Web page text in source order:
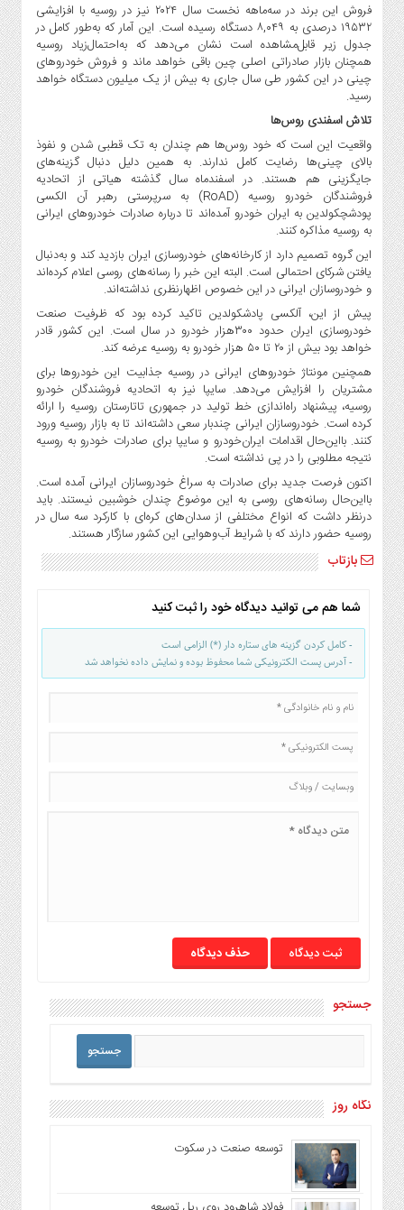
فروش این برند در سه‌ماهه نخست سال ۲۰۲۴ نیز در روسیه با افزایشی
۱۹۵۳۲ درصدی به ۸,۰۴۹ دستگاه رسیده است. این آمار که به‌طور کامل در
جدول زیر قابل‌مشاهده است نشان می‌دهد که به‌احتمال‌زیاد روسیه
همچنان بازار صادراتی اصلی چین باقی خواهد ماند و فروش خودروهای
چینی در این کشور طی سال جاری به بیش از یک میلیون دستگاه خواهد
رسید.
تلاش اسفندی روس‌ها
واقعیت این است که خود روس‌ها هم چندان به تک قطبی شدن و نفوذ
بالای چینی‌ها رضایت کامل ندارند. به همین دلیل دنبال گزینه‌های
جایگزینی هم هستند. در اسفندماه سال گذشته هیاتی از اتحادیه
فروشندگان خودرو روسیه (RoAD) به سرپرستی رهبر آن الکسی
پودشچکولدین به ایران خودرو آمده‌اند تا درباره صادرات خودروهای ایرانی
به روسیه مذاکره کنند.
این گروه تصمیم دارد از کارخانه‌های خودروسازی ایران بازدید کند و به‌دنبال
یافتن شرکای احتمالی است. البته این خبر را رسانه‌های روسی اعلام کرده‌اند
و خودروسازان ایرانی در این خصوص اظهارنظری نداشته‌اند.
پیش از این، آلکسی پادشکولدین تاکید کرده بود که ظرفیت صنعت
خودروسازی ایران حدود ۳۰۰هزار خودرو در سال است. این کشور قادر
خواهد بود بیش از ۲۰ تا ۵۰ هزار خودرو به روسیه عرضه کند.
همچنین مونتاژ خودروهای ایرانی در روسیه جذابیت این خودروها برای
مشتریان را افزایش می‌دهد. سایپا نیز به اتحادیه فروشندگان خودرو
روسیه، پیشنهاد راه‌اندازی خط تولید در جمهوری تاتارستان روسیه را ارائه
کرده است. خودروسازان ایرانی چندبار سعی داشته‌اند تا به بازار روسیه ورود
کنند. بااین‌حال اقدامات ایران‌خودرو و سایپا برای صادرات خودرو به روسیه
نتیجه مطلوبی را در پی نداشته است.
اکنون فرصت جدید برای صادرات به سراغ خودروسازان ایرانی آمده است.
بااین‌حال رسانه‌های روسی به این موضوع چندان خوشبین نیستند. باید
درنظر داشت که انواع مختلفی از سدان‌های کره‌ای با کارکرد سه سال در
روسیه حضور دارند که با شرایط آب‌وهوایی این کشور سازگار هستند.
بازتاب
شما هم می توانید دیدگاه خود را ثبت کنید
- کامل کردن گزینه های ستاره دار (*) الزامی است
- آدرس پست الکترونیکی شما محفوظ بوده و نمایش داده نخواهد شد
حذف دیدگاه
جستجو
نگاه روز
توسعه صنعت در سکوت